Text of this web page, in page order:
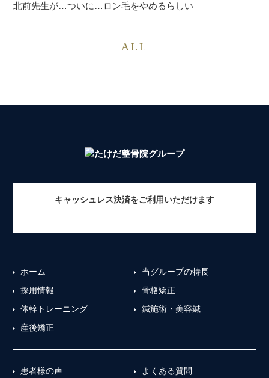
北前先生が…ついに…ロン毛をやめるらしい
ALL
キャッシュレス決済をご利用いただけます
ホーム
当グループの特長
採用情報
骨格矯正
体幹トレーニング
鍼施術・美容鍼
産後矯正
患者様の声 よくある質問